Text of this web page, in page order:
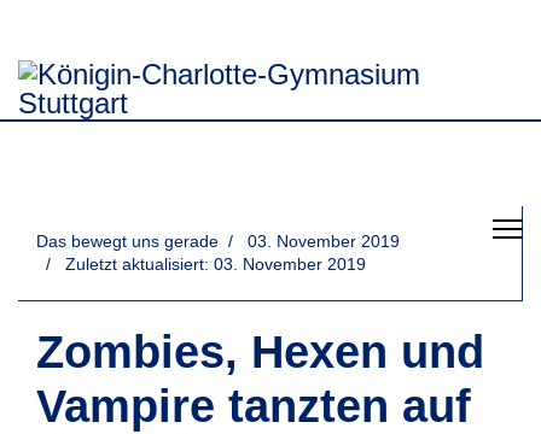
Das bewegt uns gerade
03. November 2019
Zuletzt aktualisiert: 03. November 2019
Zombies, Hexen und
Vampire tanzten auf